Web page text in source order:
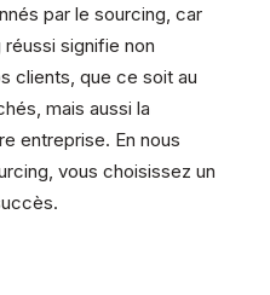
par le sourcing, car
réussi signifie non
clients, que ce soit au
mais aussi la
entreprise. En nous
vous choisissez un